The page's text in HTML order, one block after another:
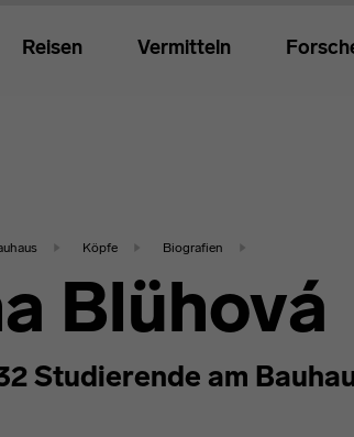
Reisen Vermitteln
Köpfe Biografien
Blühová
Studierende am